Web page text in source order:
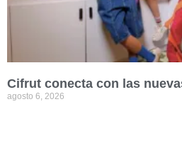
Cifrut conecta con las
agosto 6, 2026